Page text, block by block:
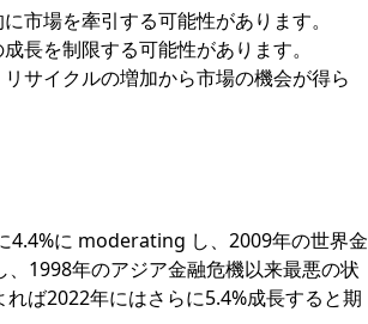
市場を牽引する可能性があります。
長を制限する可能性があります。
サイクルの増加から市場の機会が得ら
4.4%に moderating し、2009年の世界金
1998年のアジア金融危機以来最悪の状
ば2022年にはさらに5.4%成長すると期